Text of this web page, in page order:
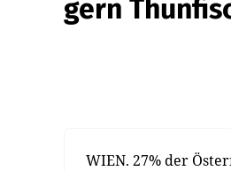
gern
WIEN. 27% der